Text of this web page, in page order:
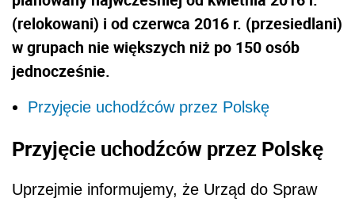
(relokowani) i od czerwca 2016 r. (przesiedlani)
w grupach nie większych niż po 150 osób
jednocześnie.
Przyjęcie uchodźców przez Polskę
Przyjęcie uchodźców przez Polskę
Uprzejmie informujemy, że Urząd do Spraw